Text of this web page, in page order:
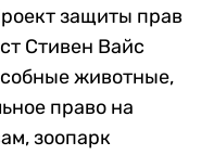
защиты прав
Стивен Вайс
животные,
право на
зоопарк